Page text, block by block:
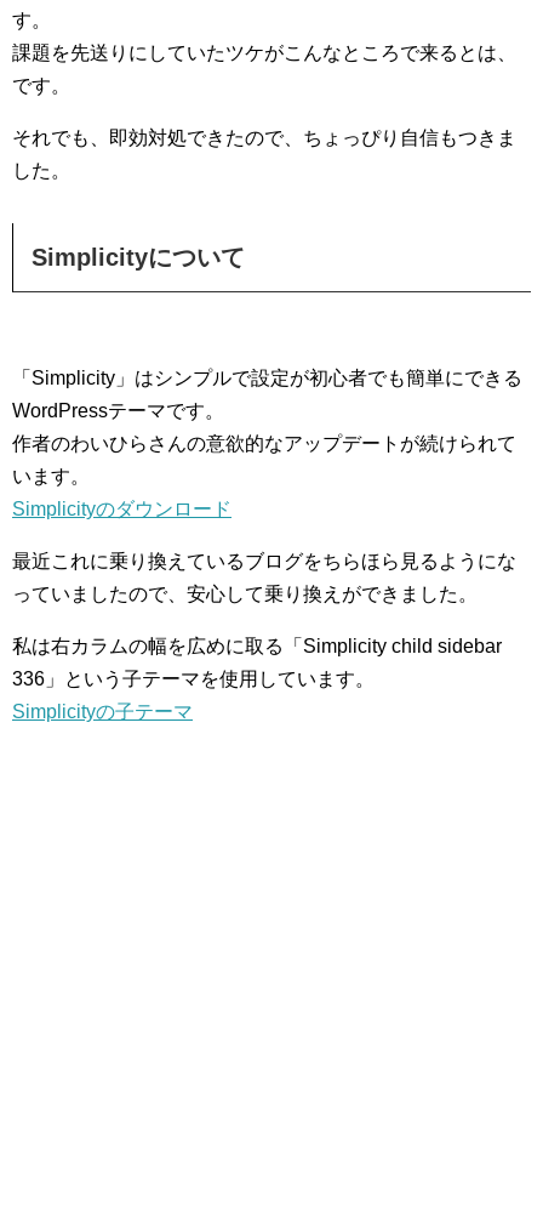
す。
課題を先送りにしていたツケがこんなところで来るとは、
です。
それでも、即効対処できたので、ちょっぴり自信もつきま
した。
Simplicityについて
「Simplicity」はシンプルで設定が初心者でも簡単にできる
WordPressテーマです。
作者のわいひらさんの意欲的なアップデートが続けられて
います。
Simplicityのダウンロード
最近これに乗り換えているブログをちらほら見るようにな
っていましたので、安心して乗り換えができました。
私は右カラムの幅を広めに取る「Simplicity child sidebar
336」という子テーマを使用しています。
Simplicityの子テーマ